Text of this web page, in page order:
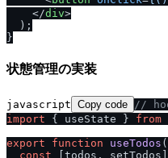
</div>
  );
状態管理の実装
javascript Copy code / /
import { useState } from
export
function useTodos (
const [todos,